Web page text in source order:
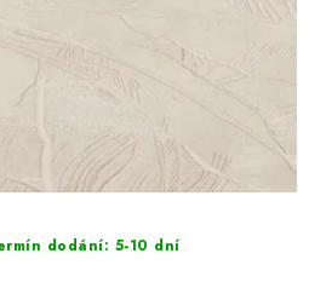
dodání: 5-10 dní